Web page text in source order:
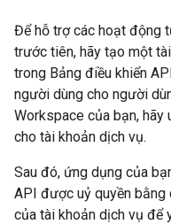
Để hỗ trợ các hoạt động
trước tiên, hãy tạo một
trong Bảng điều khiển
người dùng cho người
Workspace của bạn, hãy
cho tài khoản dịch vụ.
Sau đó, ứng dụng của
API được uỷ quyền
của tài khoản dịch vụ để